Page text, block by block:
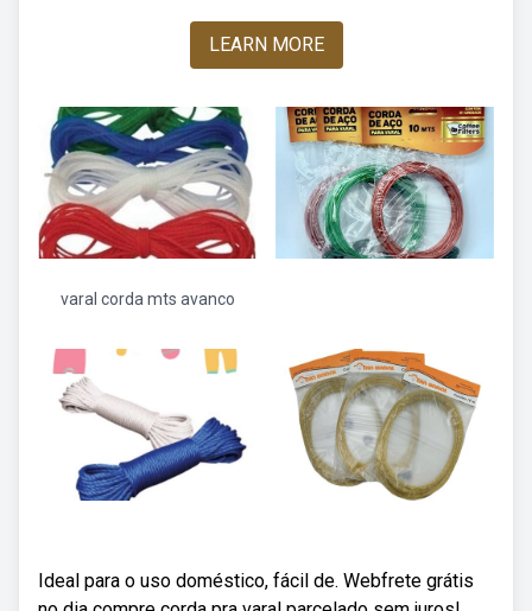
LEARN MORE
varal corda mts avanco
Ideal para o uso doméstico, fácil de. Webfrete grátis